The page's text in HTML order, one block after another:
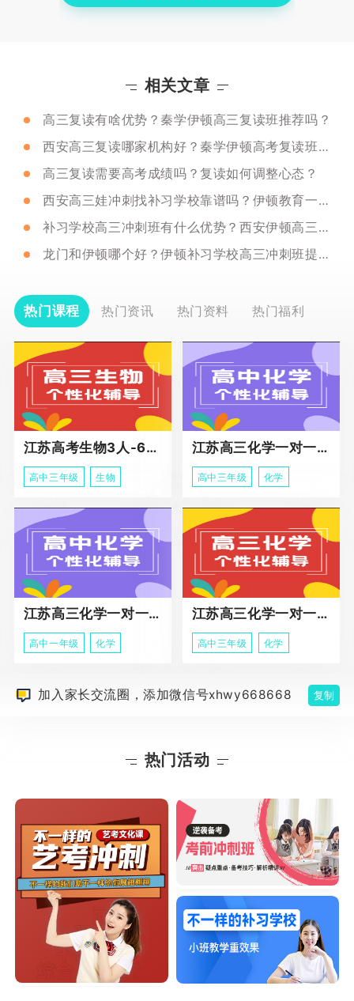
相关文章
高三复读有啥优势？秦学伊顿高三复读班推荐吗？
西安高三复读哪家机构好？秦学伊顿高考复读班好吗？
高三复读需要高考成绩吗？复读如何调整心态？
西安高三娃冲刺找补习学校靠谱吗？伊顿教育一对一提分是否明显？
补习学校高三冲刺班有什么优势？西安伊顿高三冲刺班提分情况！
龙门和伊顿哪个好？伊顿补习学校高三冲刺班提分明显吗？听听学姐怎么说
热门课程 热门资讯 热门资料 热门福利
江苏高考生物3人-6人小班助力课程
高中三年级 生物
江苏高三化学一对一个性化冲刺辅导
高中三年级 化学
江苏高三化学一对一个性化辅导
高中一年级 化学
江苏高三化学一对一冲刺辅导课程
高中三年级 化学
加入家长交流圈，添加微信号xhwy668668 复制
热门活动